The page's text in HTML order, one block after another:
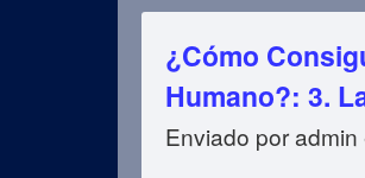
¿Cómo
Humano?: 3.
Enviado poradmin